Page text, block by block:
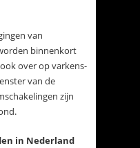
van
binnenkort
over op varkens-
van de
zijn
in Nederland